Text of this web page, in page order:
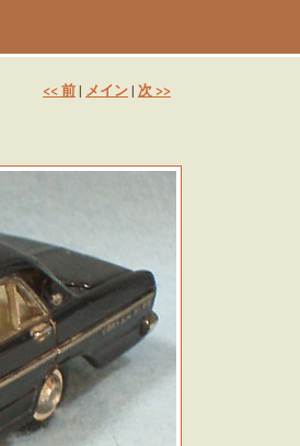
<< 前| メイン| 次 >>